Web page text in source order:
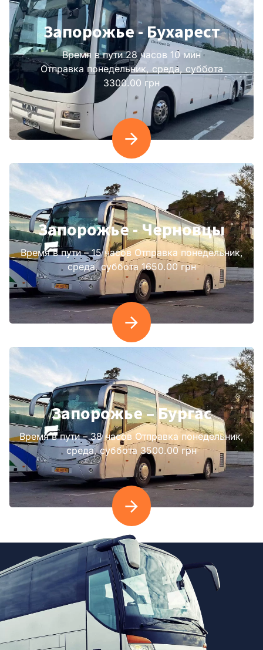
Запорожье - Бухарест
Время в пути 28 часов 10 мин
Отправка понедельник, среда, суббота
3300.00 грн
Запорожье - Черновцы
Время в пути – 15 часов Отправка понедельник,
среда, суббота 1650.00 грн
Запорожье – Бургас
Время в пути – 38 часов Отправка понедельник,
среда, суббота 3500.00 грн